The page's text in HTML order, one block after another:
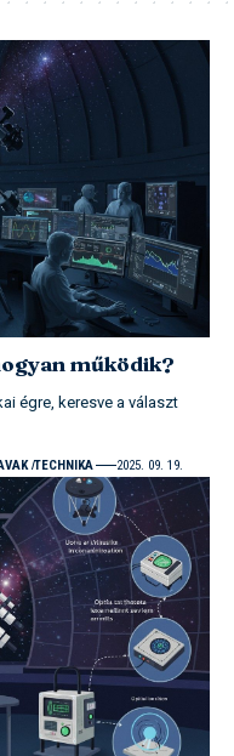
működik?
égre, keresve a választ
TECHNIKA 2025. 09. 19.